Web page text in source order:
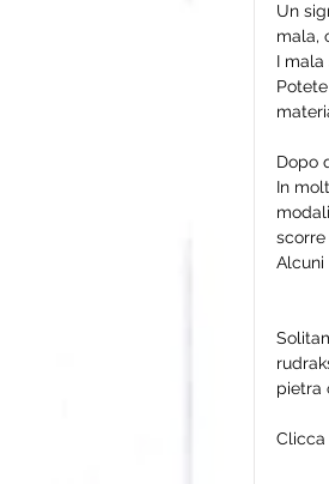
Un
mala,
I
Dopo
In
Alcuni
pietra
Clicca